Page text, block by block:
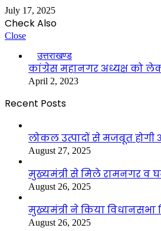
July 17, 2025
Check Also
Close
उत्तराखण्ड
कांग्रेस महानगर अध्यक्ष को
April 2, 2023
Recent Posts
लोकल उत्पादों से मजबूत होगी
August 27, 2025
मुख्यमंत्री से मिले रामनगर व
August 26, 2025
मुख्यमंत्री ने किया विधानसभा
August 26, 2025